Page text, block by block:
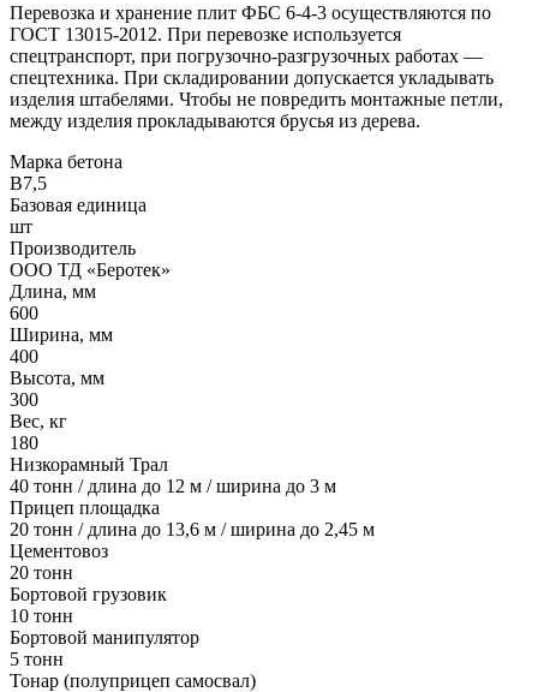
Перевозка и хранение плит ФБС 6-4-3 осуществляются по
ГОСТ 13015-2012. При перевозке используется
спецтранспорт, при погрузочно-разгрузочных работах —
спецтехника. При складировании допускается укладывать
изделия штабелями. Чтобы не повредить монтажные петли,
между изделия прокладываются брусья из дерева.
Марка бетона
B7,5
Базовая единица
шт
Производитель
ООО ТД «Беротек»
Длина, мм
600
Ширина, мм
400
Высота, мм
300
Вес, кг
180
Низкорамный Трал
40 тонн / длина до 12 м / ширина до 3 м
Прицеп площадка
20 тонн / длина до 13,6 м / ширина до 2,45 м
Цементовоз
20 тонн
Бортовой грузовик
10 тонн
Бортовой манипулятор
5 тонн
Тонар (полуприцеп самосвал)